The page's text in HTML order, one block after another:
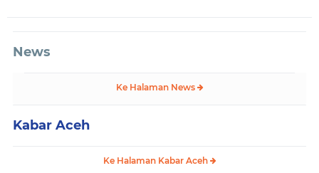
News
Ke Halaman News
Kabar Aceh
Ke Halaman Kabar Aceh